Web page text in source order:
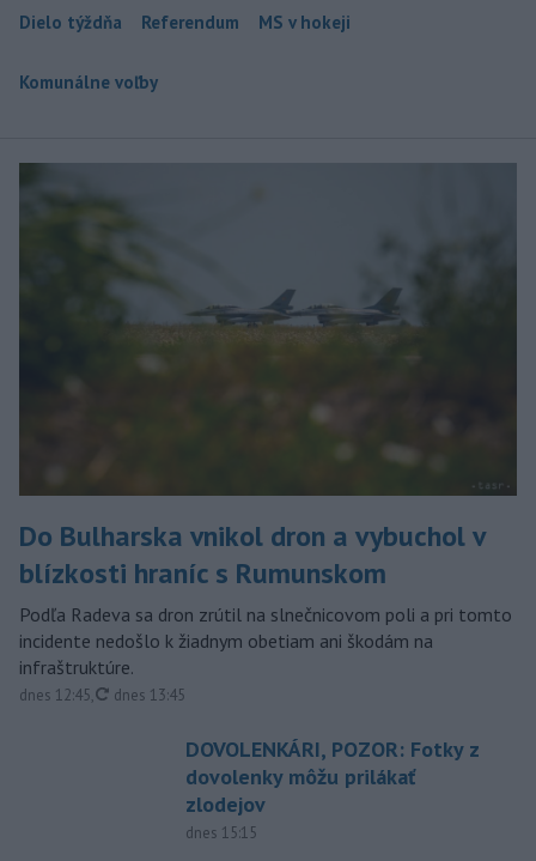
Dielo týždňa Referendum MS v hokeji
Komunálne voľby
Do Bulharska vnikol dron a vybuchol v
blízkosti hraníc s Rumunskom
Podľa Radeva sa dron zrútil na slnečnicovom poli a pri tomto
incidente nedošlo k žiadnym obetiam ani škodám na
infraštruktúre.
dnes 12:45, aktualizované
dnes 13:45
DOVOLENKÁRI, POZOR: Fotky z
dovolenky môžu prilákať
zlodejov
dnes 15:15